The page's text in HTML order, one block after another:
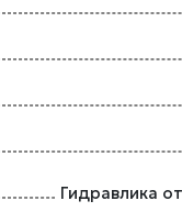
Гидравлика